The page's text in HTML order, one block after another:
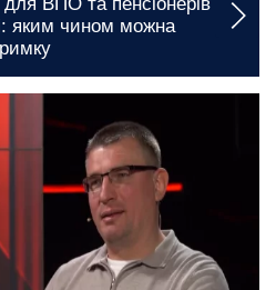
яким чином можна